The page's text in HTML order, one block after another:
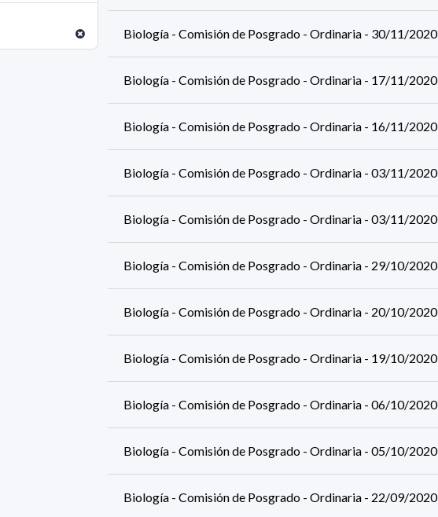
Biología - Comisión de Posgrado - Ordinaria - 30/11/2020
Biología - Comisión de Posgrado - Ordinaria - 17/11/2020
Biología - Comisión de Posgrado - Ordinaria - 16/11/2020
Biología - Comisión de Posgrado - Ordinaria - 03/11/2020
Biología - Comisión de Posgrado - Ordinaria - 03/11/2020
Biología - Comisión de Posgrado - Ordinaria - 29/10/2020
Biología - Comisión de Posgrado - Ordinaria - 20/10/2020
Biología - Comisión de Posgrado - Ordinaria - 19/10/2020
Biología - Comisión de Posgrado - Ordinaria - 06/10/2020
Biología - Comisión de Posgrado - Ordinaria - 05/10/2020
Biología - Comisión de Posgrado - Ordinaria - 22/09/2020